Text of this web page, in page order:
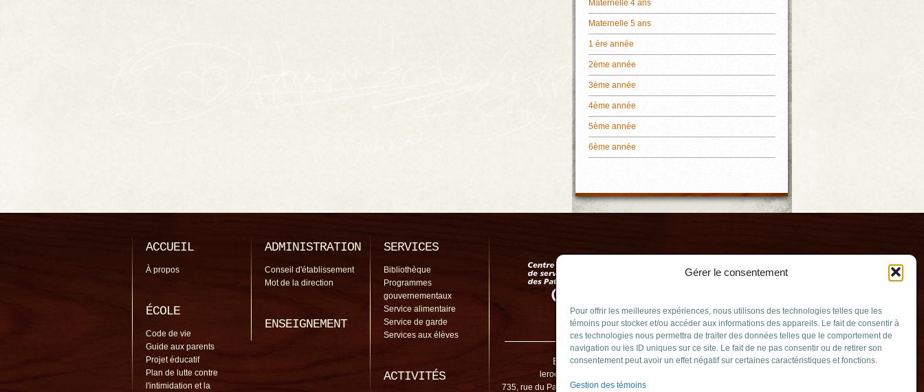
Gérer le consentement
Pour offrir les meilleures expériences, nous utilisons des technologies telles que les
témoins pour stocker et/ou accéder aux informations des appareils. Le fait de consentir à
ces technologies nous permettra de traiter des données telles que le comportement de
navigation ou les ID uniques sur ce site. Le fait de ne pas consentir ou de retirer son
consentement peut avoir un effet négatif sur certaines caractéristiques et fonctions.
Gestion des témoins
Maternelle 4 ans
Maternelle 5 ans
1 ère année
2ème année
3ème année
4ème année
5ème année
6ème année
ACCUEIL
À propos
ÉCOLE
Code de vie
Guide aux parents
Projet éducatif
Plan de lutte contre
l'intimidation et la
ADMINISTRATION
Conseil d'établissement
Mot de la direction
ENSEIGNEMENT
SERVICES
Bibliothèque
Programmes
gouvernementaux
Service alimentaire
Service de garde
Services aux élèves
ACTIVITÉS
École Le Rocher
lerocher@cssp.gouv.qc.ca
735, rue du Parchemin, Saint-Amable J0L 1N0